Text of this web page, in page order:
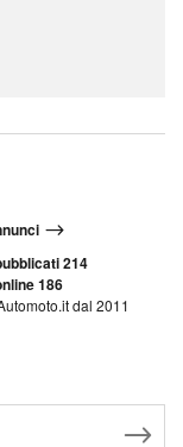
214
186
dal 2011